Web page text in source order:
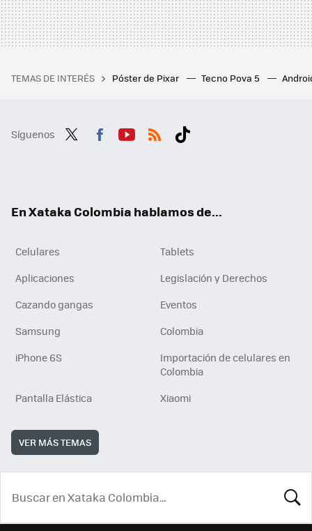
TEMAS DE INTERÉS Póster de Pixar Tecno Pova 5
Síguenos
En Xataka Colombia hablamos de...
Celulares
Tablets
Aplicaciones
Legislación y Derechos
Cazando gangas
Eventos
Samsung
Colombia
iPhone 6S
Importación de celulares en
Colombia
Pantalla Elástica
Xiaomi
VER MÁS TEMAS